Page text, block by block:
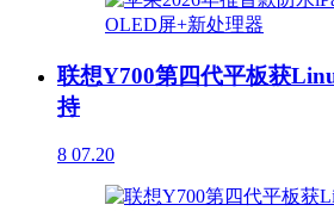
联想Y700第四代平板获
持
8 07.20